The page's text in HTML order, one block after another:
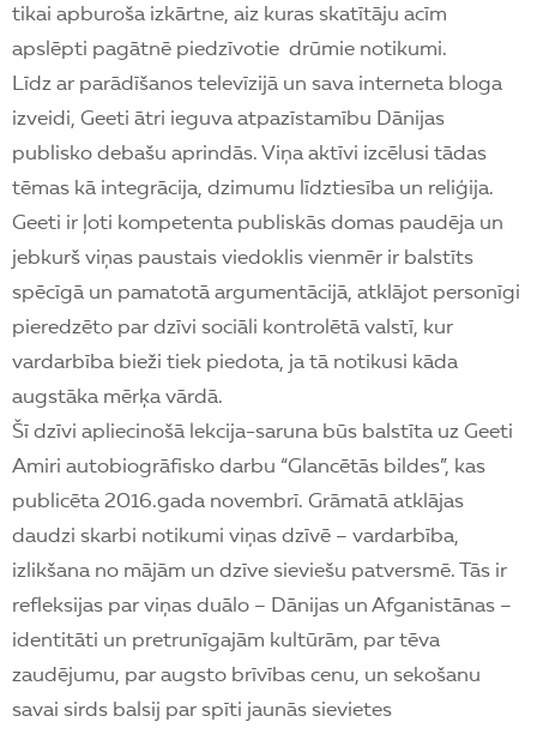
tikai apburoša izkārtne, aiz kuras skatītāju acīm
apslēpti pagātnē piedzīvotie drūmie notikumi.
Līdz ar parādīšanos televīzijā un sava interneta bloga
izveidi, Geeti ātri ieguva atpazīstamību Dānijas
publisko debašu aprindās. Viņa aktīvi izcēlusi tādas
tēmas kā integrācija, dzimumu līdztiesība un reliģija.
Geeti ir ļoti kompetenta publiskās domas paudēja un
jebkurš viņas paustais viedoklis vienmēr ir balstīts
spēcīgā un pamatotā argumentācijā, atklājot personīgi
pieredzēto par dzīvi sociāli kontrolētā valstī, kur
vardarbība bieži tiek piedota, ja tā notikusi kāda
augstāka mērķa vārdā.
Šī dzīvi apliecinošā lekcija-saruna būs balstīta uz Geeti
Amiri autobiogrāfisko darbu “Glancētās bildes”, kas
publicēta 2016.gada novembrī. Grāmatā atklājas
daudzi skarbi notikumi viņas dzīvē – vardarbība,
izlikšana no mājām un dzīve sieviešu patversmē. Tās ir
refleksijas par viņas duālo – Dānijas un Afganistānas –
identitāti un pretrunīgajām kultūrām, par tēva
zaudējumu, par augsto brīvības cenu, un sekošanu
savai sirds balsij par spīti jaunās sievietes